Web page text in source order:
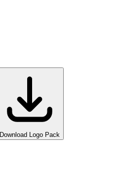
Download Logo Pack